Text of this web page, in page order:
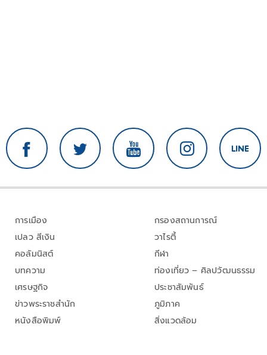
การเมือง
เปลว สีเงิน
คอลัมนิสต์
บทความ
เศรษฐกิจ
ข่าวพระราชสำนัก
หนังสือพิมพ์
กรองสถานการณ์
วาไรตี้
กีฬา
ท่องเที่ยว – ศิลปวัฒนธรรม
ประชาสัมพันธ์
ภูมิภาค
สิ่งแวดล้อม